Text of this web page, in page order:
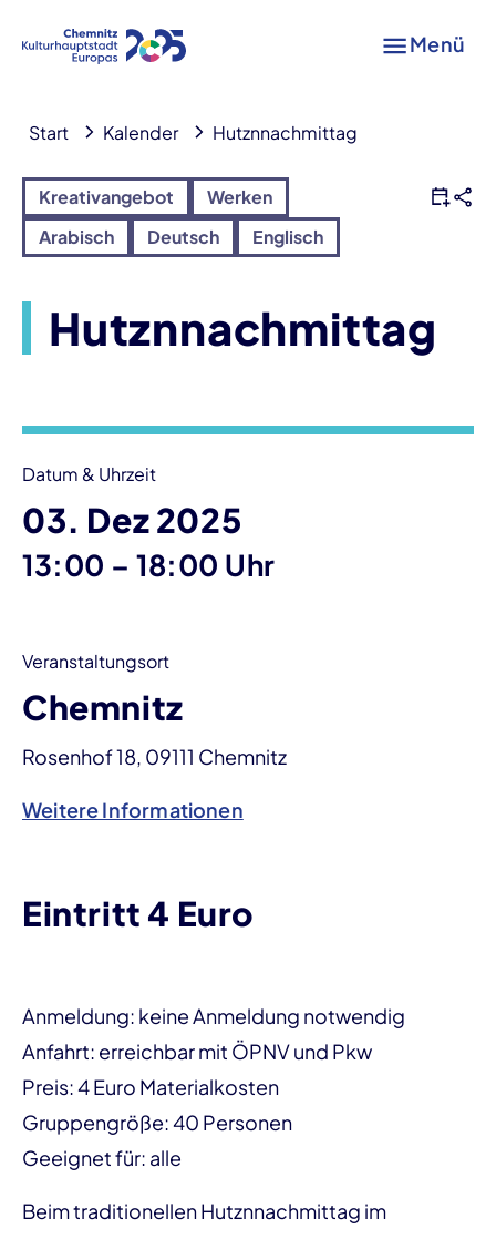
Menü
Start Kalender Hutznnachmittag
Kreativangebot
Werken
Arabisch
Deutsch Englisch
Hutznnachmittag
Datum & Uhrzeit
03. Dez 2025
13:00 – bis
18:00 Uhr
Veranstaltungsort
Chemnitz
Rosenhof 18, 09111 Chemnitz
Weitere Informationen
Eintritt 4 Euro
Anmeldung: keine Anmeldung notwendig
Anfahrt: erreichbar mit ÖPNV und Pkw
Preis: 4 Euro Materialkosten
Gruppengröße: 40 Personen
Geeignet für: alle
Beim traditionellen Hutznnachmittag im